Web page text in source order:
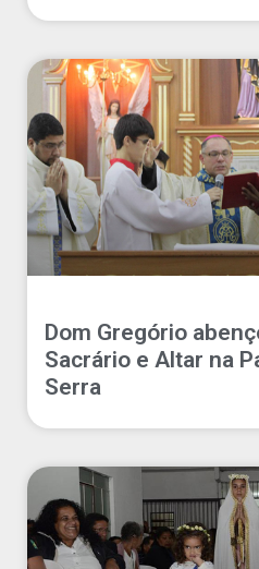
Dom Gregório
Sacrário e Altar na
Serra